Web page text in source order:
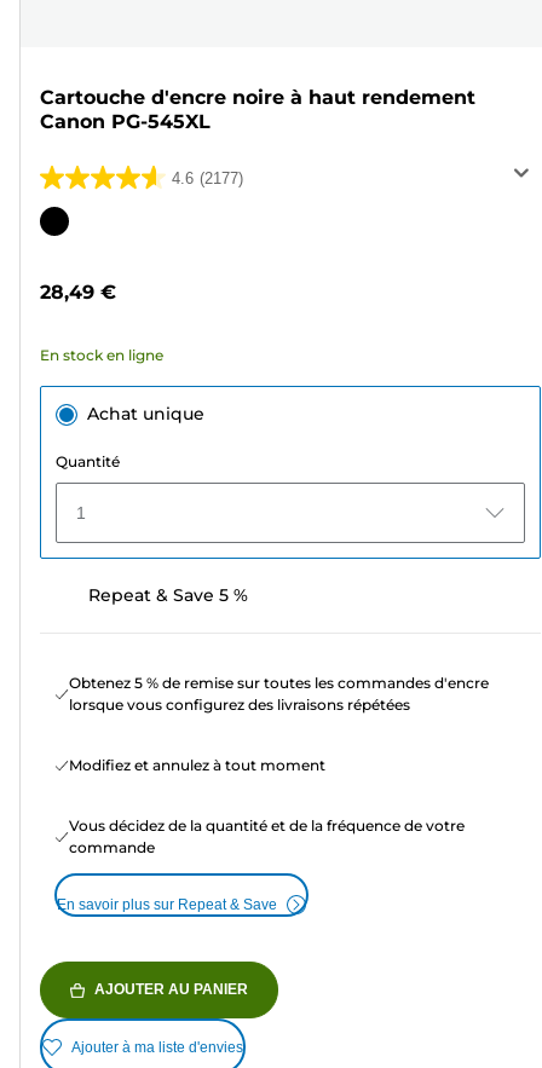
Cartouche d'encre noire à haut rendement
Canon PG-545XL
4.6 (2177)
4.6
sur
2177
Cartouche
28,49 €
En stock en ligne
Achat unique
Quantité
1
Repeat & Save 5 %
Obtenez 5 % de remise sur toutes les commandes d'encre
lorsque vous configurez des livraisons répétées
Modifiez et annulez à tout moment
Vous décidez de la quantité et de la fréquence de votre
commande
En savoir plus sur Repeat & Save
AJOUTER AU PANIER
Ajouter à ma liste d'envies